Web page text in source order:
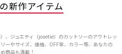
新作アイテム
、ジュエティ（jouetie）のカットソーのアウトレッ
ーやサイズ、価格、OFF率、カラー等、あなたの
商品も満載！